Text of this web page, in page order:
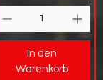
In den
Warenkorb